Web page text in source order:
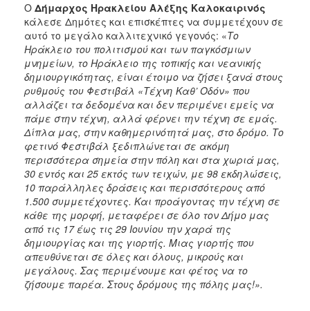
Εκδηλώσεων
ΤΟΠΟΣ
ΔΗΜΟΣ
ΑΝΘΕΚΤΙΚΗ
ΠΟΛΗ
Ο Δήμαρχος Ηρακλείου Αλέξης Καλοκαιρινός
κάλεσε Δημότες και επισκέπτες να συμμετέχουν σε
αυτό το μεγάλο καλλιτεχνικό γεγονός: «Το
Ηράκλειο του πολιτισμού και των παγκόσμιων
μνημείων, το Ηράκλειο της τοπικής και νεανικής
δημιουργικότητας, είναι έτοιμο να ζήσει ξανά στους
ρυθμούς του Φεστιβάλ «Τέχνη Καθ’ Οδόν» που
αλλάζει τα δεδομένα και δεν περιμένει εμείς να
πάμε στην τέχνη, αλλά φέρνει την τέχνη σε εμάς.
Δίπλα μας, στην καθημερινότητά μας, στο δρόμο. Το
φετινό Φεστιβάλ ξεδιπλώνεται σε ακόμη
περισσότερα σημεία στην πόλη και στα χωριά μας,
30 εντός και 25 εκτός των τειχών, με 98 εκδηλώσεις,
10 παράλληλες δράσεις και περισσότερους από
1.500 συμμετέχοντες. Και προάγοντας την τέχνη σε
κάθε της μορφή, μεταφέρει σε όλο τον Δήμο μας
από τις 17 έως τις 29 Ιουνίου την χαρά της
δημιουργίας και της γιορτής. Μιας γιορτής που
απευθύνεται σε όλες και όλους, μικρούς και
μεγάλους. Σας περιμένουμε και φέτος να το
ζήσουμε παρέα. Στους δρόμους της πόλης μας!».